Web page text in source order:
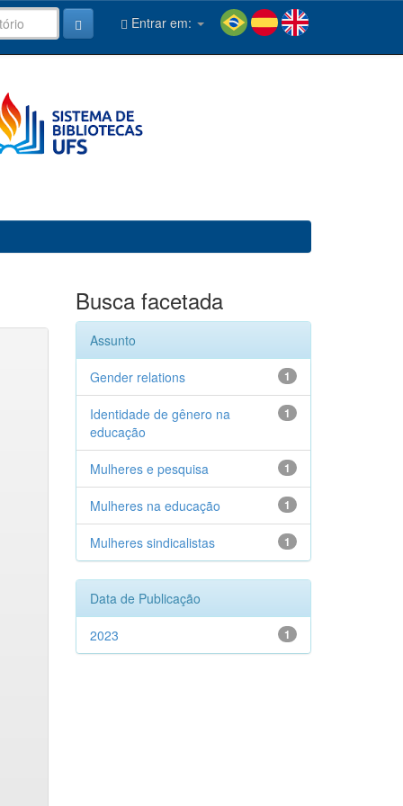
Entrar em:
Busca facetada
Assunto
1
Gender relations
1
Identidade de gênero na
educação
1
Mulheres e pesquisa
1
Mulheres na educação
1
Mulheres sindicalistas
Data de Publicação
1
2023